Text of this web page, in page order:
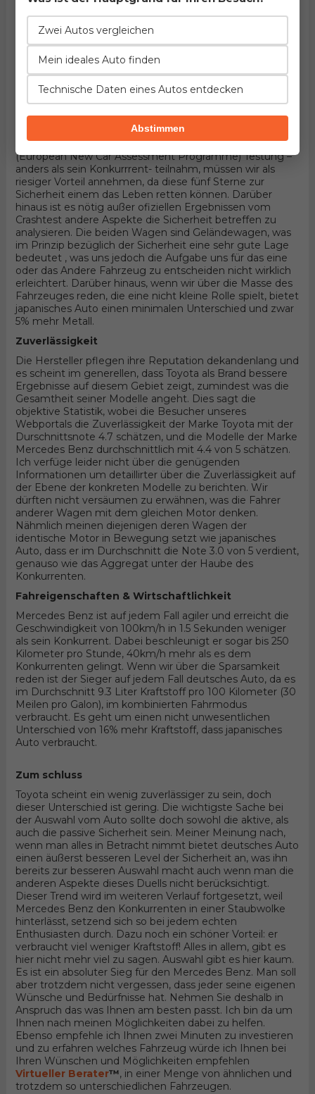
Fahrzeuge handelt! Hier könnten die Details entscheiden.
Wenn wir in Betracht nehmen, dass die beiden
Geländewagen sind und 5 Türer SUV Karosserieform und
Allradantrieb haben, wird alles von konkreten Aggregaten
abhängen die durch benzin bewegt werden. Unter der
Haube des ersten befindet sich der Motor entwickelt von
Toyota, 6-zylindrisches Aggregat mit 24 Ventilen und
415PS , wobei der andere 6-zylindrisches Aggregat mit 24
Ventilen und 435PS Produkt von Mercedes Benz besitzt.
Die Tatsache dass Mercedes Benz an Euro NCAP
(European New Car Assessment Programme) Testung –
anders als sein Konkurrrent- teilnahm, müssen wir als
riesiger Vorteil annehmen, da diese fünf Sterne zur
Sicherheit einem das Leben retten können. Darüber
hinaus ist es nötig außer ofiziellen Ergebnissen vom
Crashtest andere Aspekte die Sicherheit betreffen zu
analysieren. Die beiden Wagen sind Geländewagen, was
im Prinzip bezüglich der Sicherheit eine sehr gute Lage
bedeutet , was uns jedoch die Aufgabe uns für das eine
oder das Andere Fahrzeug zu entscheiden nicht wirklich
erleichtert. Darüber hinaus, wenn wir über die Masse des
Fahrzeuges reden, die eine nicht kleine Rolle spielt, bietet
japanisches Auto einen minimalen Unterschied und zwar
5% mehr Metall.
Zuverlässigkeit
Die Hersteller pflegen ihre Reputation dekandenlang und
es scheint im generellen, dass Toyota als Brand bessere
Ergebnisse auf diesem Gebiet zeigt, zumindest was die
Gesamtheit seiner Modelle angeht. Dies sagt die
objektive Statistik, wobei die Besucher unseres
Webportals die Zuverlässigkeit der Marke Toyota mit der
Durschnittsnote 4.7 schätzen, und die Modelle der Marke
Mercedes Benz durchschnittlich mit 4.4 von 5 schätzen.
Ich verfüge leider nicht über die genügenden
Informationen um detaillirter über die Zuverlässigkeit auf
der Ebene der konkreten Modelle zu berichten. Wir
dürften nicht versäumen zu erwähnen, was die Fahrer
anderer Wagen mit dem gleichen Motor denken.
Nähmlich meinen diejenigen deren Wagen der
identische Motor in Bewegung setzt wie japanisches
Auto, dass er im Durchschnitt die Note 3.0 von 5 verdient,
genauso wie das Aggregat unter der Haube des
Konkurrenten.
Fahreigenschaften & Wirtschaftlichkeit
Mercedes Benz ist auf jedem Fall agiler und erreicht die
Geschwindigkeit von 100km/h in 1.5 Sekunden weniger
als sein Konkurrent. Dabei beschleunigt er sogar bis 250
Kilometer pro Stunde, 40km/h mehr als es dem
Konkurrenten gelingt. Wenn wir über die Sparsamkeit
reden ist der Sieger auf jedem Fall deutsches Auto, da es
im Durchschnitt 9.3 Liter Kraftstoff pro 100 Kilometer (30
Meilen pro Galon), im kombinierten Fahrmodus
verbraucht. Es geht um einen nicht unwesentlichen
Unterschied von 16% mehr Kraftstoff, dass japanisches
Auto verbraucht.
Zum schluss
Toyota scheint ein wenig zuverlässiger zu sein, doch
dieser Unterschied ist gering. Die wichtigste Sache bei
der Auswahl vom Auto sollte doch sowohl die aktive, als
auch die passive Sicherheit sein. Meiner Meinung nach,
wenn man alles in Betracht nimmt bietet deutsches Auto
einen äußerst besseren Level der Sicherheit an, was ihn
bereits zur besseren Auswahl macht auch wenn man die
anderen Aspekte dieses Duells nicht berücksichtigt.
Dieser Trend wird im weiteren Verlauf fortgesetzt, weil
Mercedes Benz den Konkurrenten in einer Staubwolke
hinterlässt, setzend sich so bei jedem echten
Enthusiasten durch. Dazu noch ein schöner Vorteil: er
verbraucht viel weniger Kraftstoff! Alles in allem, gibt es
hier nicht mehr viel zu sagen. Auswahl gibt es hier kaum.
Es ist ein absoluter Sieg für den Mercedes Benz. Man soll
aber trotzdem nicht vergessen, dass jeder seine eigenen
Wünsche und Bedürfnisse hat. Nehmen Sie deshalb in
Anspruch das was Ihnen am besten passt. Ich bin da um
Ihnen nach meinen Möglichkeiten dabei zu helfen.
Ebenso empfehle ich Ihnen zwei Minuten zu investieren
und zu erfahren welches Fahrzeug würde ich Ihnen bei
Ihren Wünschen und Möglichkeiten empfehlen
Virtueller Berater™, in einer Menge von ähnlichen und
trotzdem so unterschiedlichen Fahrzeugen.
Zwei Autos vergleichen
Mein ideales Auto finden
Technische Daten eines Autos entdecken
Abstimmen